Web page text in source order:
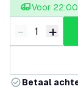
Voor
Verminder
- +
Betaal